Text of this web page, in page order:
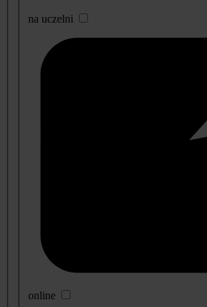
na uczelni
online